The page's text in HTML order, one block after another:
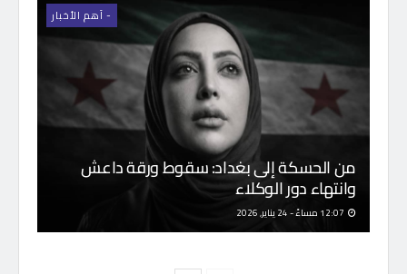
- اَهم الأخبار
من الحسكة إلى بغداد: سقوط ورقة داعش
وانتهاء دور الوكلاء